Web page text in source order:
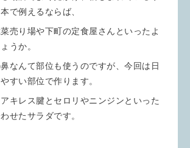
で例えるならば、
売り場や下町の定食屋さんといったよ
うか。
なんて部位も使うのですが、今回は日
すい部位で作ります。
キレス腱とセロリやニンジンといった
せたサラダです。